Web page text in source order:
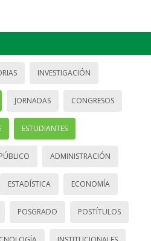
INVESTIGACIÓN
JORNADAS CONGRESOS
ESTUDIANTES
ADMINISTRACIÓN
ESTADÍSTICA ECONOMÍA
POSGRADO POSTÍTULOS